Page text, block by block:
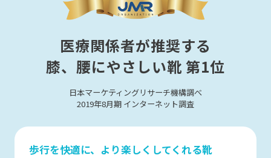
医療関係者が推奨する
膝、腰にやさしい靴 第1位
日本マーケティングリサーチ機構調べ
2019年8月期 インターネット調査
歩行を快適に、より楽しくしてくれる靴